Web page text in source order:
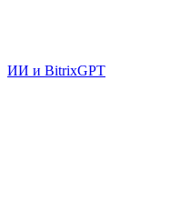
ИИ и BitrixGPT